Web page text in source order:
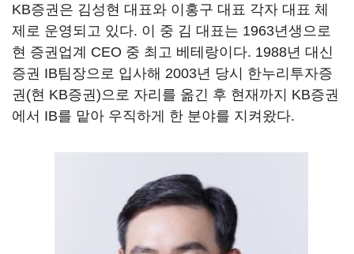
KB증권은 김성현 대표와 이홍구 대표 각자 대표 체
제로 운영되고 있다. 이 중 김 대표는 1963년생으로
현 증권업계 CEO 중 최고 베테랑이다. 1988년 대신
증권 IB팀장으로 입사해 2003년 당시 한누리투자증
권(현 KB증권)으로 자리를 옮긴 후 현재까지 KB증권
에서 IB를 맡아 우직하게 한 분야를 지켜왔다.